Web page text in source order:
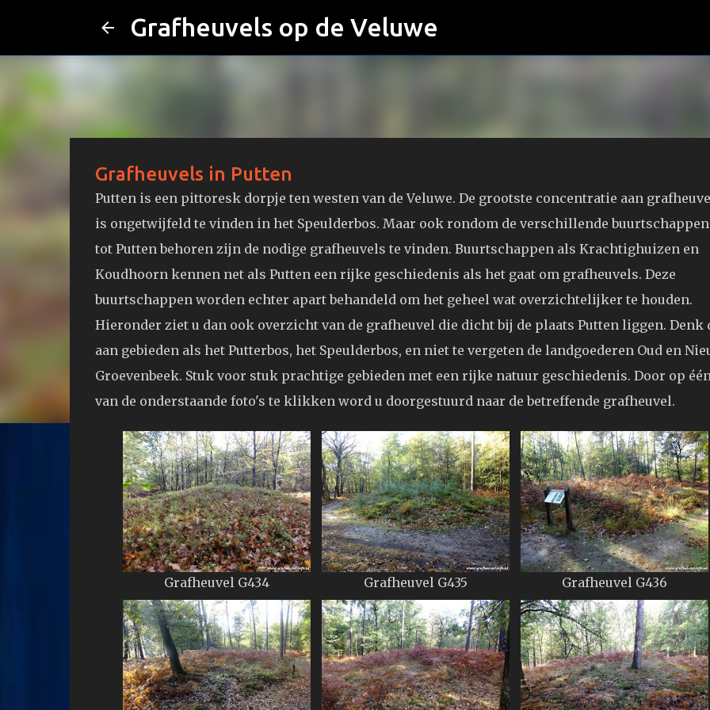
Grafheuvels op de Veluwe
Grafheuvels in Putten
Putten is een pittoresk dorpje ten westen van de Veluwe. De grootste concentratie aan
is ongetwijfeld te vinden in het Speulderbos. Maar ook rondom de verschillende
tot Putten behoren zijn de nodige grafheuvels te vinden. Buurtschappen als Krachtighuizen en
Koudhoorn kennen net als Putten een rijke geschiedenis als het gaat om grafheuvels. Deze
buurtschappen worden echter apart behandeld om het geheel wat overzichtelijker te houden.
Hieronder ziet u dan ook overzicht van de grafheuvel die dicht bij de plaats Putten liggen. Denk
aan gebieden als het Putterbos, het Speulderbos, en niet te vergeten de landgoederen Oud en
Groevenbeek. Stuk voor stuk prachtige gebieden met een rijke natuur geschiedenis. Door op
van de onderstaande foto's te klikken word u doorgestuurd naar de betreffende grafheuvel.
Grafheuvel G434 Grafheuvel G435 Grafheuvel G436